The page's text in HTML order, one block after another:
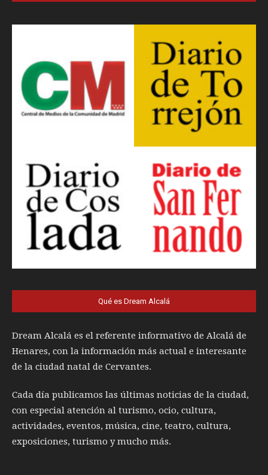
Qué es Dream Alcalá
Dream Alcalá es el referente informativo de Alcalá de
Henares, con la información más actual e interesante
de la ciudad natal de Cervantes.
Cada día publicamos las últimas noticias de la ciudad,
con especial atención al turismo, ocio, cultura,
actividades, eventos, música, cine, teatro, cultura,
exposiciones, turismo y mucho más.